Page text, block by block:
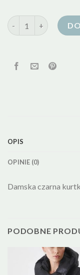
ilość kurtka puchowa
OPIS
OPINIE (0)
Damska czarna
PODOBNE